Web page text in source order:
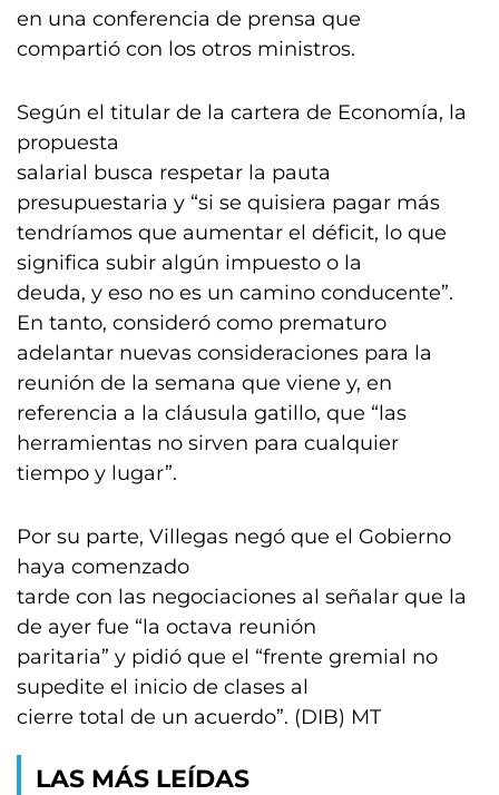
en una conferencia de prensa que
compartió con los otros ministros.
Según el titular de la cartera de Economía, la
propuesta
salarial busca respetar la pauta
presupuestaria y “si se quisiera pagar más
tendríamos que aumentar el déficit, lo que
significa subir algún impuesto o la
deuda, y eso no es un camino conducente”.
En tanto, consideró como prematuro
adelantar nuevas consideraciones para la
reunión de la semana que viene y, en
referencia a la cláusula gatillo, que “las
herramientas no sirven para cualquier
tiempo y lugar”.
Por su parte, Villegas negó que el Gobierno
haya comenzado
tarde con las negociaciones al señalar que la
de ayer fue “la octava reunión
paritaria” y pidió que el “frente gremial no
supedite el inicio de clases al
cierre total de un acuerdo”. (DIB) MT
LAS MÁS LEÍDAS